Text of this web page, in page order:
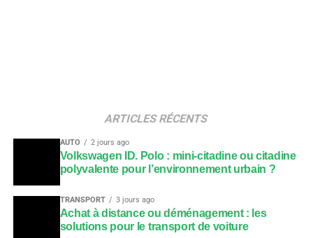
ARTICLES RÉCENTS
AUTO 2 jours ago
Volkswagen ID. Polo : mini-citadine ou citadine
polyvalente pour l’environnement urbain ?
TRANSPORT 3 jours ago
Achat à distance ou déménagement : les
solutions pour le transport de voiture